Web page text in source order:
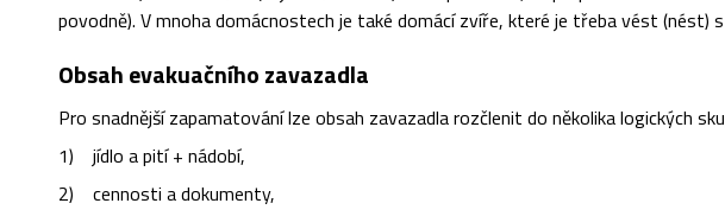
povodně). V mnoha domácnostech je také domácí zvíře, které je třeba vést (nést)
Obsah evakuačního zavazadla
Pro snadnější zapamatování lze obsah zavazadla rozčlenit do několika logických
1) jídlo a pití + nádobí,
2) cennosti a dokumenty,